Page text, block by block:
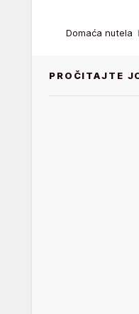
Domaća nutela
PROČITAJTE